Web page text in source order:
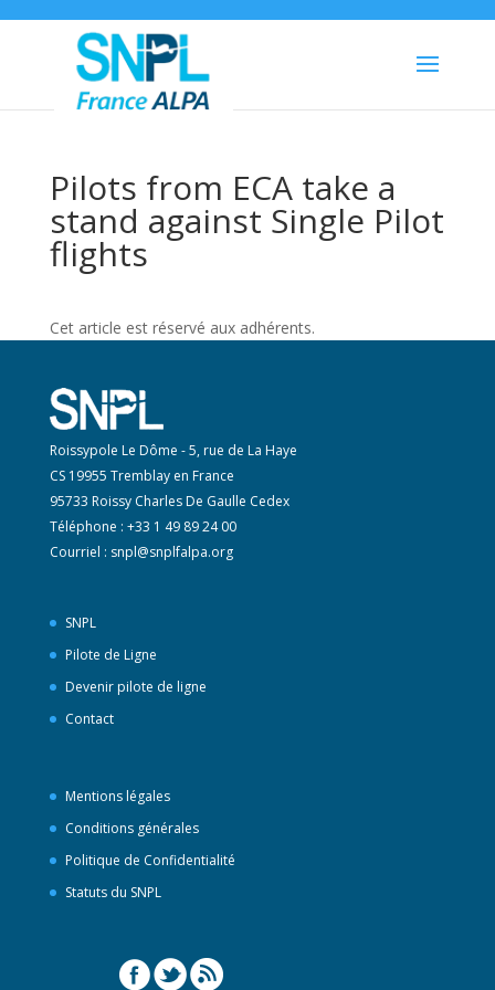
Pilots from ECA take a
stand against Single Pilot
flights
Cet article est réservé aux adhérents.
Roissypole Le Dôme - 5, rue de La Haye
CS 19955 Tremblay en France
95733 Roissy Charles De Gaulle Cedex
Téléphone : +33 1 49 89 24 00
Courriel : snpl@snplfalpa.org
SNPL
Pilote de Ligne
Devenir pilote de ligne
Contact
Mentions légales
Conditions générales
Politique de Confidentialité
Statuts du SNPL